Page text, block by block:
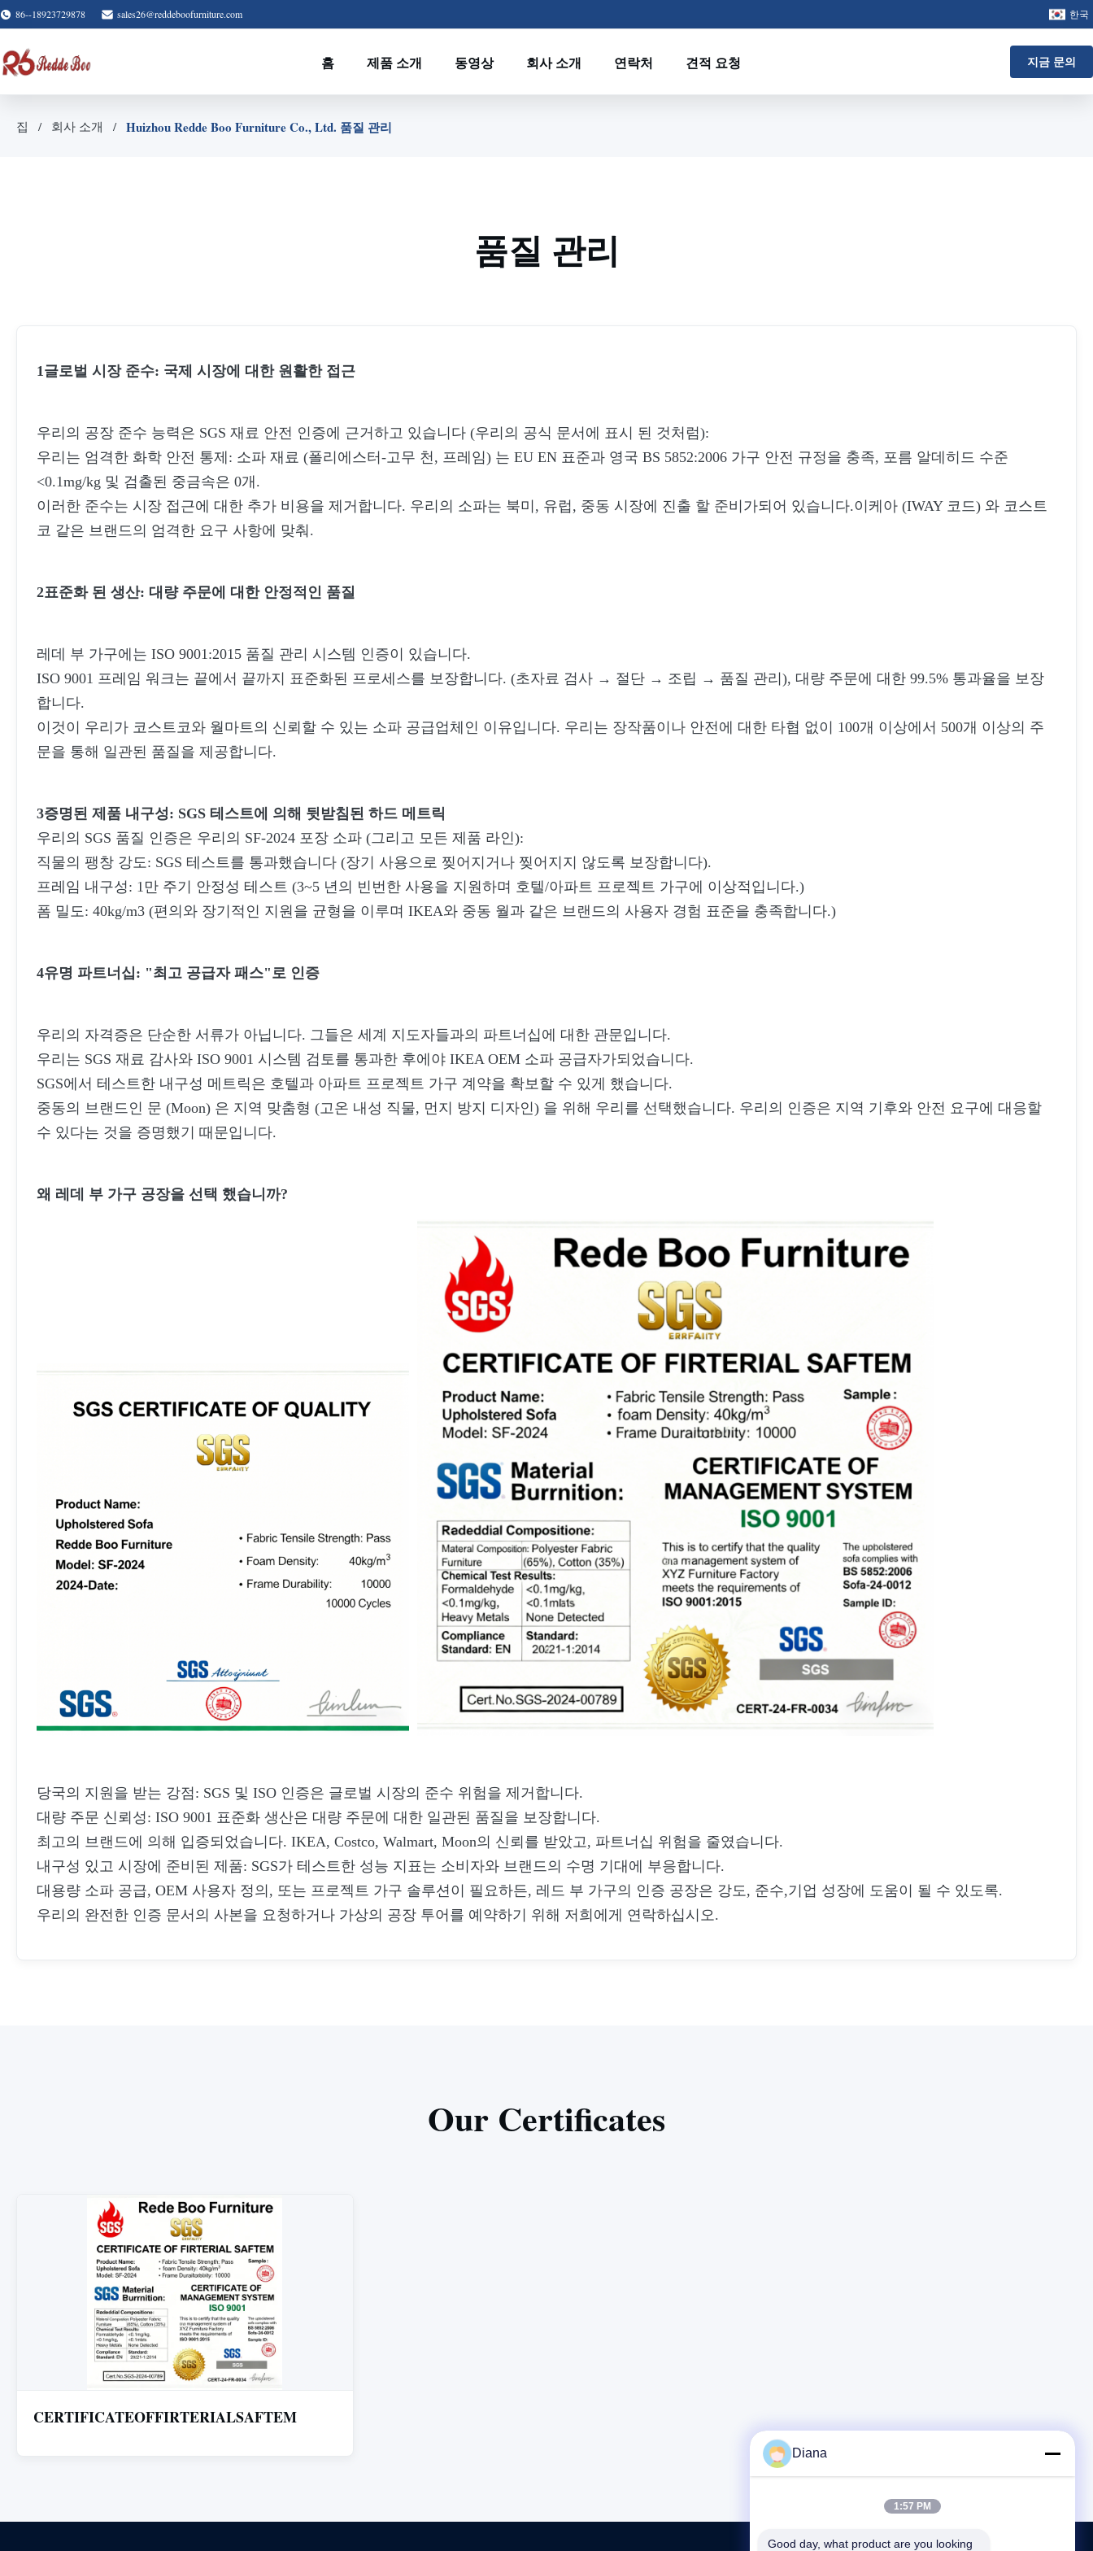
86--18923729878 sales26@reddeboofurniture.com 한국
홈 제품 소개 동영상 회사 소개 연락처 견적 요청 지금 문의
집 회사 소개 Huizhou Redde Boo Furniture Co., Ltd. 품질 관리
품질 관리
1글로벌 시장 준수: 국제 시장에 대한 원활한 접근
우리의 공장 준수 능력은 SGS 재료 안전 인증에 근거하고 있습니다 (우리의 공식 문서에 표시 된 것처럼):
우리는 엄격한 화학 안전 통제: 소파 재료 (폴리에스터-고무 천, 프레임) 는 EU EN 표준과 영국 BS 5852:2006 가구 안전 규정을 충족, 포름 알데히드 수준
<0.1mg/kg 및 검출된 중금속은 0개.
이러한 준수는 시장 접근에 대한 추가 비용을 제거합니다. 우리의 소파는 북미, 유럽, 중동 시장에 진출 할 준비가되어 있습니다.이케아 (IWAY 코드) 와 코스트
코 같은 브랜드의 엄격한 요구 사항에 맞춰.
2표준화 된 생산: 대량 주문에 대한 안정적인 품질
레데 부 가구에는 ISO 9001:2015 품질 관리 시스템 인증이 있습니다.
ISO 9001 프레임 워크는 끝에서 끝까지 표준화된 프로세스를 보장합니다. (초자료 검사 → 절단 → 조립 → 품질 관리), 대량 주문에 대한 99.5% 통과율을 보장
합니다.
이것이 우리가 코스트코와 월마트의 신뢰할 수 있는 소파 공급업체인 이유입니다. 우리는 장작품이나 안전에 대한 타협 없이 100개 이상에서 500개 이상의 주
문을 통해 일관된 품질을 제공합니다.
3증명된 제품 내구성: SGS 테스트에 의해 뒷받침된 하드 메트릭
우리의 SGS 품질 인증은 우리의 SF-2024 포장 소파 (그리고 모든 제품 라인):
직물의 팽창 강도: SGS 테스트를 통과했습니다 (장기 사용으로 찢어지거나 찢어지지 않도록 보장합니다).
프레임 내구성: 1만 주기 안정성 테스트 (3~5 년의 빈번한 사용을 지원하며 호텔/아파트 프로젝트 가구에 이상적입니다.)
폼 밀도: 40kg/m3 (편의와 장기적인 지원을 균형을 이루며 IKEA와 중동 월과 같은 브랜드의 사용자 경험 표준을 충족합니다.)
4유명 파트너십: "최고 공급자 패스"로 인증
우리의 자격증은 단순한 서류가 아닙니다. 그들은 세계 지도자들과의 파트너십에 대한 관문입니다.
우리는 SGS 재료 감사와 ISO 9001 시스템 검토를 통과한 후에야 IKEA OEM 소파 공급자가되었습니다.
SGS에서 테스트한 내구성 메트릭은 호텔과 아파트 프로젝트 가구 계약을 확보할 수 있게 했습니다.
중동의 브랜드인 문 (Moon) 은 지역 맞춤형 (고온 내성 직물, 먼지 방지 디자인) 을 위해 우리를 선택했습니다. 우리의 인증은 지역 기후와 안전 요구에 대응할
수 있다는 것을 증명했기 때문입니다.
왜 레데 부 가구 공장을 선택 했습니까?
당국의 지원을 받는 강점: SGS 및 ISO 인증은 글로벌 시장의 준수 위험을 제거합니다.
대량 주문 신뢰성: ISO 9001 표준화 생산은 대량 주문에 대한 일관된 품질을 보장합니다.
최고의 브랜드에 의해 입증되었습니다. IKEA, Costco, Walmart, Moon의 신뢰를 받았고, 파트너십 위험을 줄였습니다.
내구성 있고 시장에 준비된 제품: SGS가 테스트한 성능 지표는 소비자와 브랜드의 수명 기대에 부응합니다.
대용량 소파 공급, OEM 사용자 정의, 또는 프로젝트 가구 솔루션이 필요하든, 레드 부 가구의 인증 공장은 강도, 준수,기업 성장에 도움이 될 수 있도록.
우리의 완전한 인증 문서의 사본을 요청하거나 가상의 공장 투어를 예약하기 위해 저희에게 연락하십시오.
Our Certificates
CERTIFICATEOFFIRTERIALSAFTEM
Diana
1:57 PM
Good day, what product are you looking